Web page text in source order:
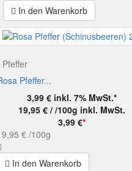
In den Warenkorb
Pfeffer
Pfeffer...
3,99 € inkl. 7% MwSt.*
19,95 € / /100g inkl. MwSt.
3,99 €*
€ /100g
In den Warenkorb